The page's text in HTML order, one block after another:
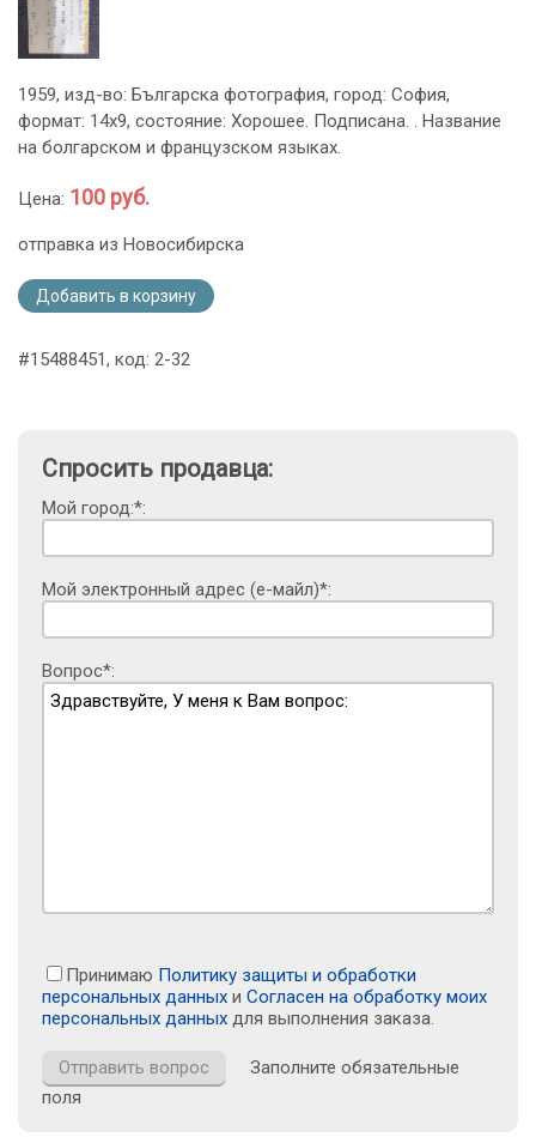
1959, изд-во: Българска фотография, город: София,
формат: 14х9, состояние: Хорошее. Подписана. . Название
на болгарском и французском языках.
Цена: 100 руб.
отправка из Новосибирска
Добавить в корзину
#15488451, код: 2-32
Спросить продавца:
Мой город:*:
Мой электронный адрес (е-майл)*:
Вопрос*:
Принимаю Политику защиты и обработки
персональных данных и Согласен на обработку моих
персональных данных для выполнения заказа.
Заполните обязательные
поля